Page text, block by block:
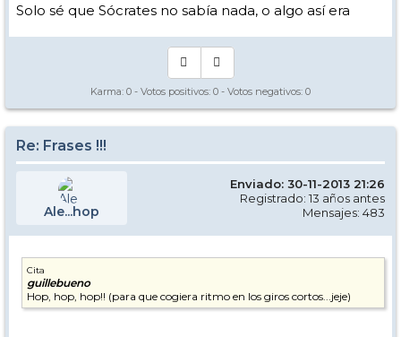
Solo sé que Sócrates no sabía nada, o algo así era
Karma: 0 - Votos positivos: 0 - Votos negativos: 0
Re: Frases !!!
Ale...hop
Enviado: 30-11-2013 21:26
Registrado: 13 años antes
Mensajes: 483
Cita
guillebueno
Hop, hop, hop!! (para que cogiera ritmo en los giros cortos...jeje)